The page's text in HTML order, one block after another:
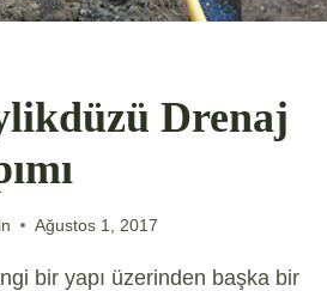
Drenaj
Ağustos 1, 2017
bir yapı üzerinden başka bir